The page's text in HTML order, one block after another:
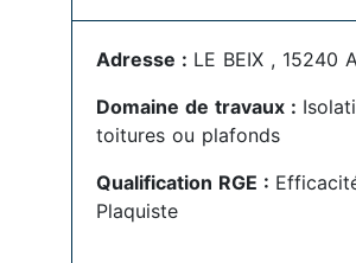
Adresse : LE BEIX , 15240
Domaine de travaux :
toitures ou plafonds
Qualification RGE :
Plaquiste